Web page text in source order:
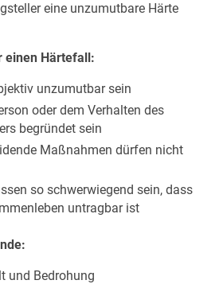
eine unzumutbare Härte
einen Härtefall:
unzumutbar sein
oder dem Verhalten des
begründet sein
Maßnahmen dürfen nicht
so schwerwiegend sein, dass
untragbar ist
und Bedrohung